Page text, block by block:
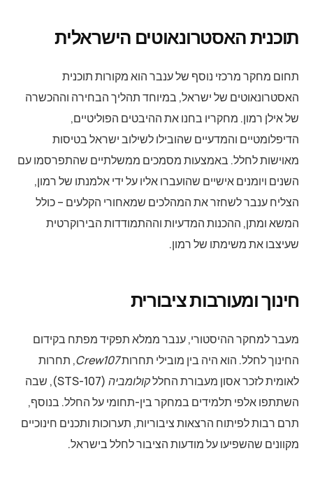
תוכנית האסטרונאוטים הישראלית
תחום מחקר מרכזי נוסף של ענבר הוא מקורות תוכנית
האסטרונאוטים של ישראל, במיוחד תהליך הבחירה וההכשרה
של אילן רמון. מחקריו בחנו את ההיבטים הפוליטיים,
הדיפלומטיים והמדעיים שהובילו לשילוב ישראל בטיסות
מאוישות לחלל. באמצעות מסמכים ממשלתיים שהתפרסמו עם
השנים ויומנים אישיים שהועברו אליו על ידי אלמנתו של רמון,
הצליח ענבר לשחזר את המהלכים שמאחורי הקלעים – כולל
המשא ומתן, ההכנות המדעיות וההתמודדות הבירוקרטית
שעיצבו את משימתו של רמון.
חינוך ומעורבות ציבורית
מעבר למחקר ההיסטורי, ענבר ממלא תפקיד מפתח בקידום
החינוך לחלל. הוא היה בין מובילי תחרותCrew107, תחרות
לאומית לזכר אסון מעבורת החללקולומביה
(STS-107), שבה
השתתפו אלפי תלמידים במחקר בין-תחומי על החלל. בנוסף,
תרם רבות לפיתוח הרצאות ציבוריות, תערוכות ותכנים חינוכיים
מקוונים שהשפיעו על מודעות הציבור לחלל בישראל.